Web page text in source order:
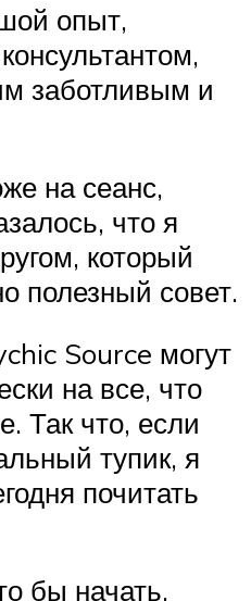
опыт,
заботливым и
на сеанс,
что я
который
полезный совет.
Source могут
на все, что
Так что, если
тупик, я
почитать
бы начать.